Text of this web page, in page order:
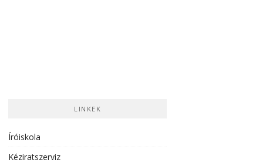
LINKEK
Íróiskola
Kéziratszerviz